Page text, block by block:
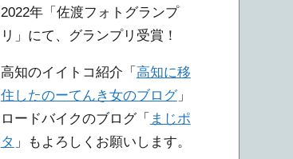
2022年「佐渡フォトグランプ
リ」にて、グランプリ受賞！
高知のイイトコ紹介「 高知に移
住したのーてんき女のブログ」
ロードバイクのブログ「 まじポ
タ 」もよろしくお願いします。